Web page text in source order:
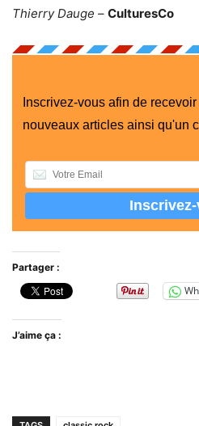
Thierry Dauge – CulturesCo
Inscrivez-vous afin de
nouveaux articles ainsi qu'un
Partager :
J’aime ça :